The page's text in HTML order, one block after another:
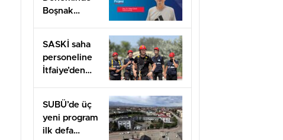
Güçlendiriyor
Boşnak
TÜBİTAK
1001 Desteği
SASKİ saha
personeline
İtfaiye’den
eğitimi
SUBÜ’de üç
yeni program
ilk defa